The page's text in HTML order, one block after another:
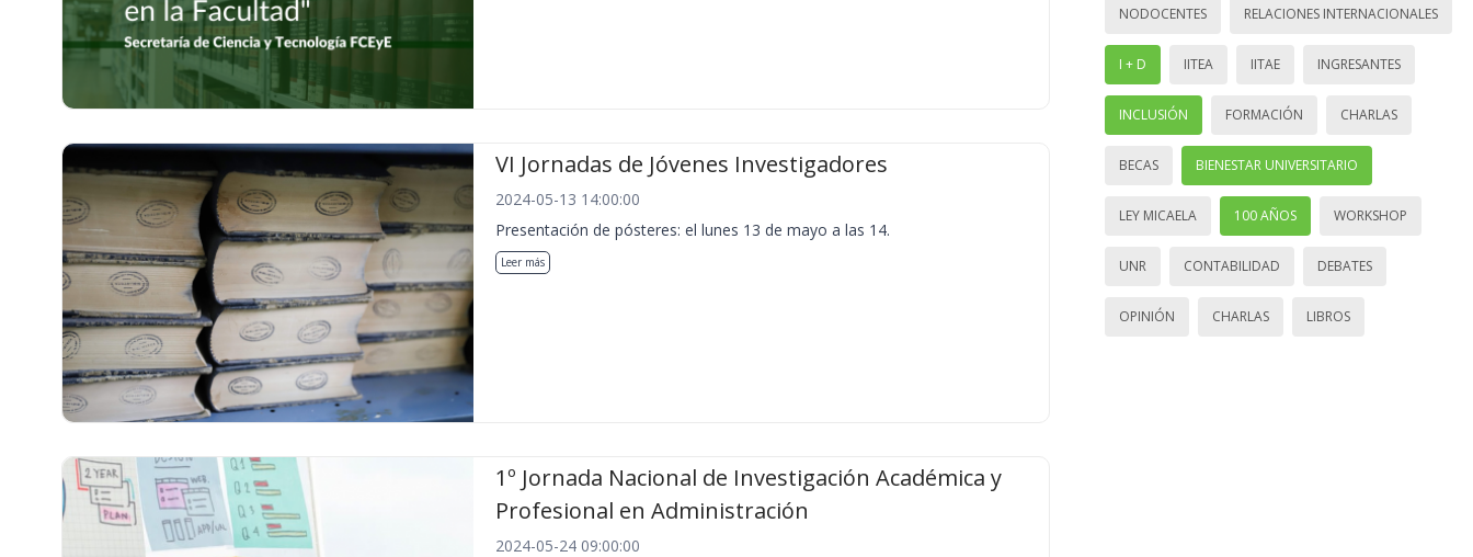
VI Jornadas de Jóvenes Investigadores
2024-05-13 14:00:00
Presentación de pósteres: el lunes 13 de mayo a las 14.
Leer más
1º Jornada Nacional de Investigación Académica y
Profesional en Administración
2024-05-24 09:00:00
NODOCENTES RELACIONES INTERNACIONALES
I + D IITEA IITAE INGRESANTES
INCLUSIÓN FORMACIÓN CHARLAS
BECAS BIENESTAR UNIVERSITARIO
LEY MICAELA 100 AÑOS WORKSHOP
UNR CONTABILIDAD DEBATES
OPINIÓN CHARLAS LIBROS